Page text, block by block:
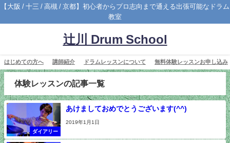
【大阪 / 十三 / 高槻 / 京都】初心者からプロ志向まで通える出張可能なドラム
教室
辻川 Drum School
はじめての方へ 講師紹介 ドラムレッスンについて 無料体験レッスンお申し込み
体験レッスンの記事一覧
ダイアリー
あけましておめでとうございます(^^)
2019年1月1日